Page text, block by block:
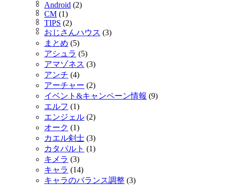
Android (2)
CM (1)
TIPS (2)
おじさんハウス (3)
まとめ (5)
アシュラ (5)
アマゾネス (3)
アンチ (4)
アーチャー (2)
イベント&キャンペーン情報 (9)
エルフ (1)
エンジェル (2)
オーク (1)
カエル剣士 (3)
カタパルト (1)
キメラ (3)
キャラ (14)
キャラのバランス調整 (3)